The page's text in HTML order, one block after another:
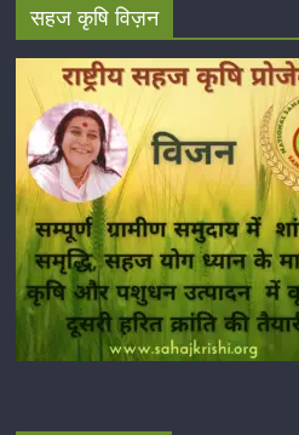
सहज कृषि विज़न